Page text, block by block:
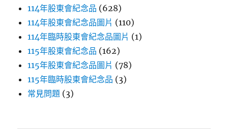
114年股東會紀念品 (628)
114年股東會紀念品圖片 (110)
114年臨時股東會紀念品圖片 (1)
115年股東會紀念品 (162)
115年股東會紀念品圖片 (78)
115年臨時股東會紀念品 (3)
常見問題 (3)